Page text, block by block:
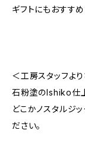
ギフトにもおすすめ
＜工房スタッフよ
石粉塗のIshiko仕
どこかノスタルジ
ださい。